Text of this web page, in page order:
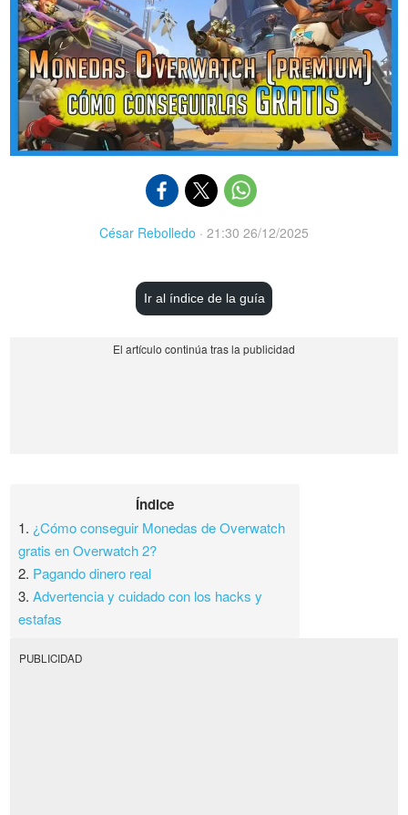
César Rebolledo · 21:30 26/12/2025
Ir al índice de la guía
Índice
1. ¿Cómo conseguir Monedas de Overwatch
gratis en Overwatch 2?
2. Pagando dinero real
3.Advertencia y cuidado con los hacks y
estafas
PUBLICIDAD